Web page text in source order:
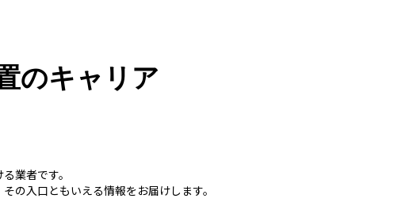
のキャリア
業者です。
の入口ともいえる情報をお届けします。